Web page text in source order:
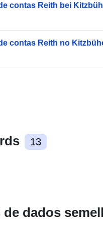
contas Reith bei
contas Reith no
13
dados